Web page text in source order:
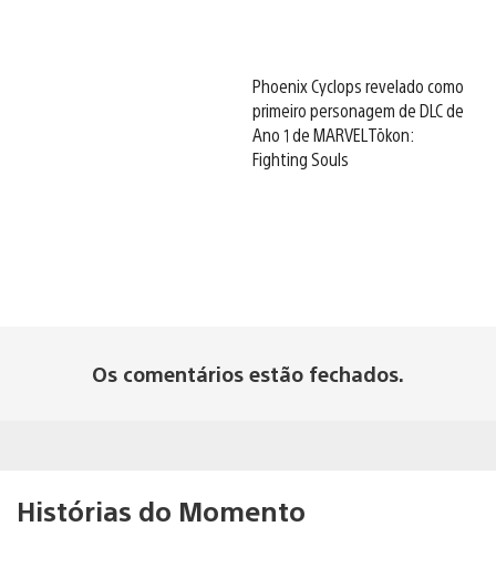
Phoenix Cyclops revelado como
primeiro personagem de DLC de
Ano 1 de MARVEL Tōkon:
Fighting Souls
Os comentários estão fechados.
Histórias do Momento